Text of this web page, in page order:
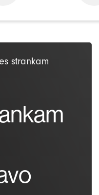
strankam